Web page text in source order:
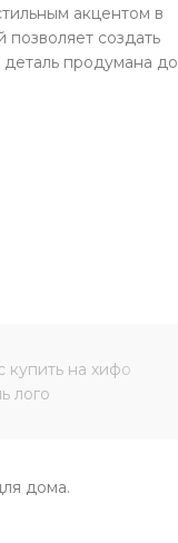
акцентом в
создать
продумана до
дома.